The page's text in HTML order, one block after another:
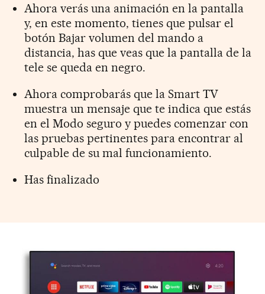
Ahora verás una animación en la pantalla
y, en este momento, tienes que pulsar el
botón Bajar volumen del mando a
distancia, has que veas que la pantalla de la
tele se queda en negro.
Ahora comprobarás que la Smart TV
muestra un mensaje que te indica que estás
en el Modo seguro y puedes comenzar con
las pruebas pertinentes para encontrar al
culpable de su mal funcionamiento.
Has finalizado